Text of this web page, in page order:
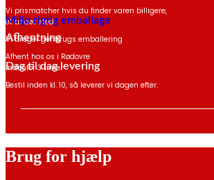
Vi prismatcher hvis du finder varen billigere,
et andet sted
Miljø rigtig emballage
Vi bruger genbrugs emballering
Afhentning
Afhent hos os i Rødovre
Indenfor 3 timer
Dag til dag levering
Bestil inden kl. 10, så leverer vi dagen efter.
Brug for hjælp